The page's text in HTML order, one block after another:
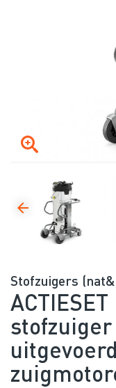
Stofzuigers
stofzuiger